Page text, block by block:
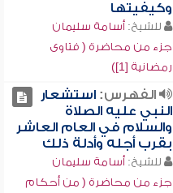
وكيفيتها
للشيخ: أسامة سليمان
جزء من محاضرة ( فتاوى
رمضانية [1])
الفهرس:استشعار
النبي عليه الصلاة
والسلام في العام العاشر
بقرب أجله وأدلة ذلك
للشيخ: أسامة سليمان
جزء من محاضرة ( من أحكام